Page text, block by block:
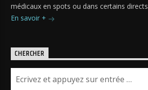
médicaux en spots ou dans certains directs
En savoir +
CHERCHER